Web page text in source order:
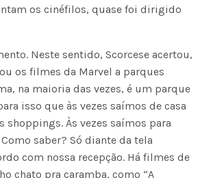
os cinéfilos, quase foi dirigido
Neste sentido, Scorcese acertou,
os filmes da Marvel a parques
na maioria das vezes, é um parque
isso que às vezes saímos de casa
shoppings. Às vezes saímos para
saber? Só diante da tela
com nossa recepção. Há filmes de
chato pra caramba, como “A